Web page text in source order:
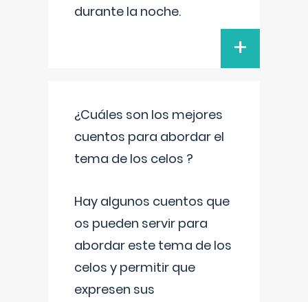
durante la noche.
+
¿Cuáles son los mejores
cuentos para abordar el
tema de los celos ?
Hay algunos cuentos que
os pueden servir para
abordar este tema de los
celos y permitir que
expresen sus